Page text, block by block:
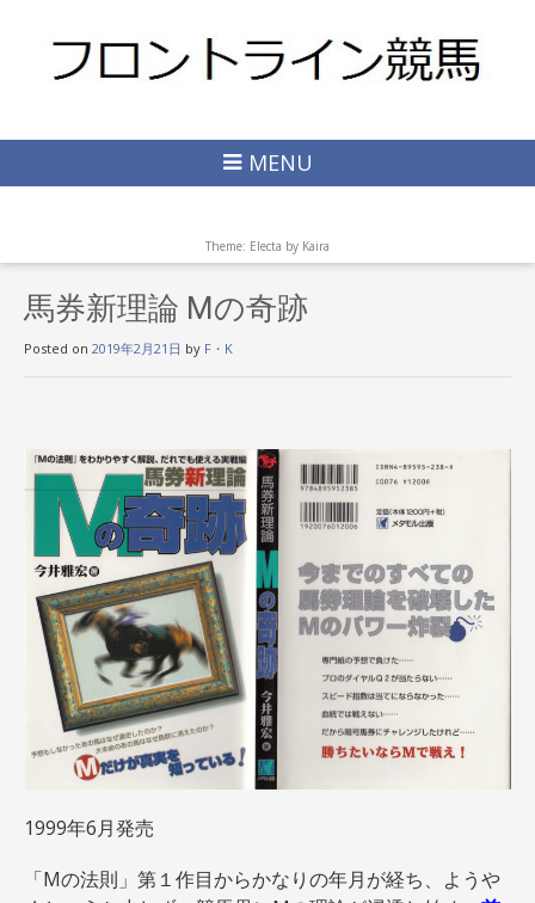
MENU
Theme: Electa by Kaira
馬券新理論 Mの奇跡
Posted on 2019年2月21日 by F・K
1999年6月発売
「Mの法則」第１作目からかなりの年月が経ち、ようや